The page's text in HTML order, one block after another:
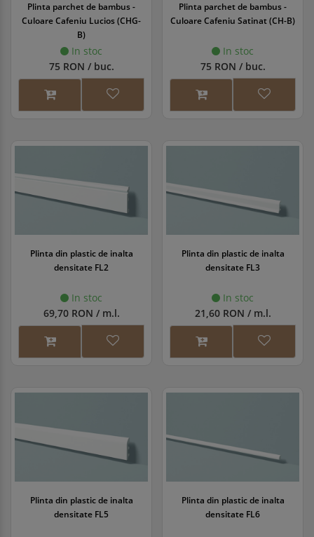
Plinta parchet de bambus -
Culoare Cafeniu Lucios (CHG-
B)
In stoc
75 RON / buc.
Plinta parchet de bambus -
Culoare Cafeniu Satinat (CH-B)
In stoc
75 RON / buc.
Plinta din plastic de inalta
densitate FL2
In stoc
69,70 RON / m.l.
Plinta din plastic de inalta
densitate FL3
In stoc
21,60 RON / m.l.
Plinta din plastic de inalta
densitate FL5
Plinta din plastic de inalta
densitate FL6